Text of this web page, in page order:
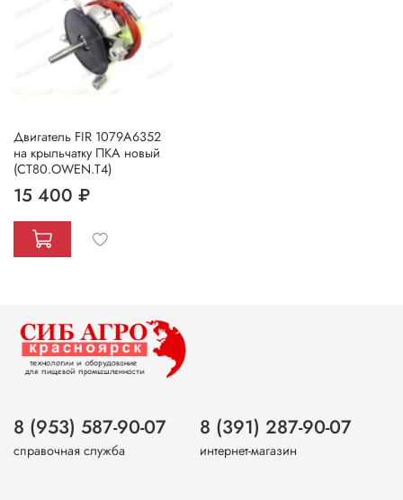
Двигатель FIR 1079А6352
на крыльчатку ПКА новый
(СТ80.ОWEN.T4)
15 400 ₽
8 (953) 587-90-07
справочная служба
8 (391) 287-90-07
интернет-магазин